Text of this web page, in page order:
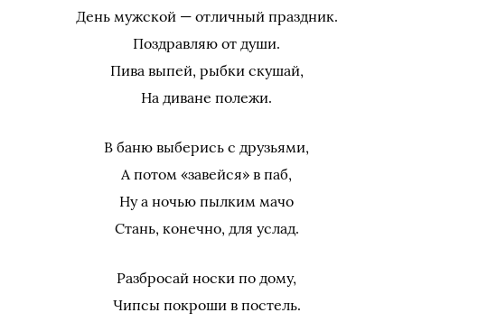
День мужской — отличный праздник.
Поздравляю от души.
Пива выпей, рыбки скушай,
На диване полежи.
В баню выберись с друзьями,
А потом «завейся» в паб,
Ну а ночью пылким мачо
Стань, конечно, для услад.
Разбросай носки по дому,
Чипсы покроши в постель.